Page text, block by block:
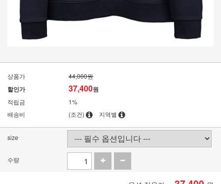
상품가 44,000원
할인가 37,400원
적립금
1%
배송비
(조건) 지역별
size
수량